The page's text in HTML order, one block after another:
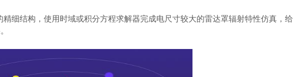
精细结构，使用时域或积分方程求解器完成电尺寸较大的雷达罩辐射特性仿真，给